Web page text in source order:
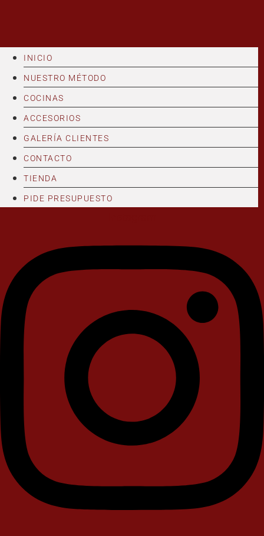
INICIO
NUESTRO MÉTODO
COCINAS
ACCESORIOS
GALERÍA CLIENTES
CONTACTO
TIENDA
PIDE PRESUPUESTO